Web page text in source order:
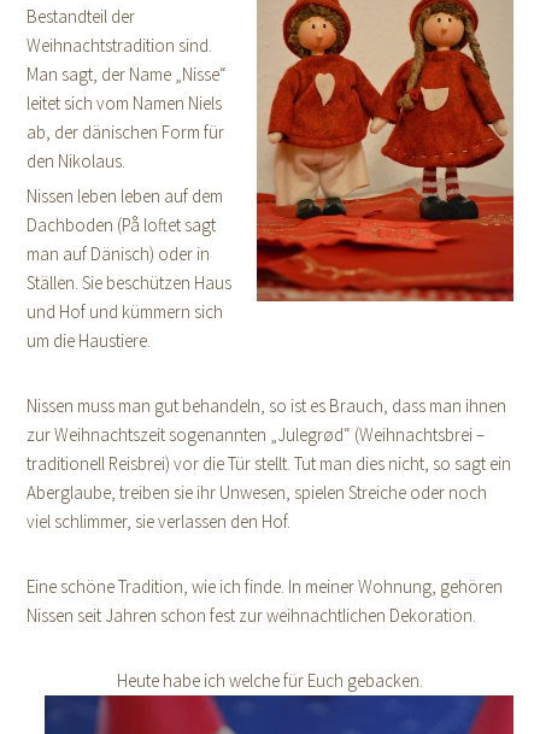
Bestandteil der
Weihnachtstradition sind.
Man sagt, der Name „Nisse“
leitet sich vom Namen Niels
ab, der dänischen Form für
den Nikolaus.
Nissen leben leben auf dem
Dachboden (På loftet sagt
man auf Dänisch) oder in
Ställen. Sie beschützen Haus
und Hof und kümmern sich
um die Haustiere.
Nissen muss man gut behandeln, so ist es Brauch, dass man ihnen
zur Weihnachtszeit sogenannten „Julegrød“ (Weihnachtsbrei –
traditionell Reisbrei) vor die Tür stellt. Tut man dies nicht, so sagt ein
Aberglaube, treiben sie ihr Unwesen, spielen Streiche oder noch
viel schlimmer, sie verlassen den Hof.
Eine schöne Tradition, wie ich finde. In meiner Wohnung, gehören
Nissen seit Jahren schon fest zur weihnachtlichen Dekoration.
Heute habe ich welche für Euch gebacken.